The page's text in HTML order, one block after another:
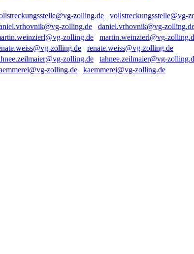
vollstreckungsstelle@vg-
daniel.vrhovnik@vg-
martin.weinzierl@vg-
renate.weiss@vg-zolling.de
tahnee.zeilmaier@vg-
kaemmerei@vg-zolling.de